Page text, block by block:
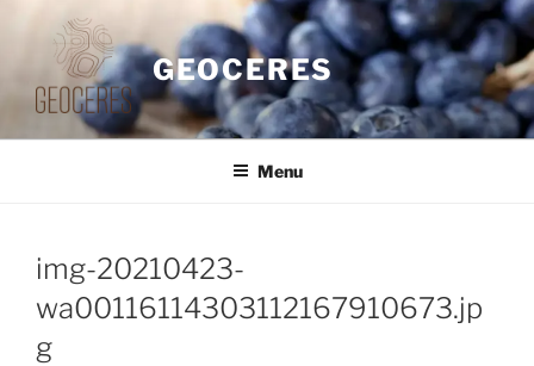
conteúdo
GEOCERES
Menu
img-20210423-
wa00116114303112167910673.jp
g